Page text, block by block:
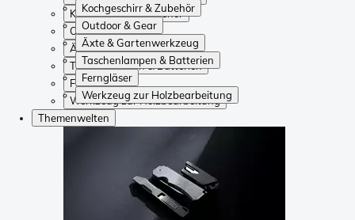
Kochgeschirr & Zubehör
Outdoor & Gear
Äxte & Gartenwerkzeug
Taschenlampen & Batterien
Ferngläser
Werkzeug zur Holzbearbeitung
Kochgeschirr & Zubehör
Outdoor & Gear
Äxte & Gartenwerkzeug
Taschenlampen & Batterien
Ferngläser
Werkzeug zur Holzbearbeitung
Themenwelten